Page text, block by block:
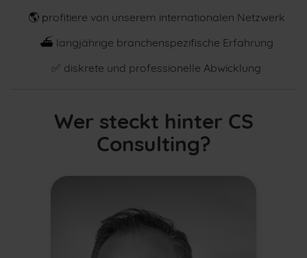
🌎 profitiere von unserem internationalen Netzwerk
⛴ langjährige branchenspezifische Erfahrung
✅ diskrete und professionelle Abwicklung
Wer steckt hinter CS
Consulting?